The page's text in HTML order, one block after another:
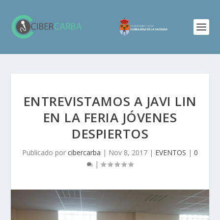
ENTREVISTAMOS A JAVI LIN
EN LA FERIA JÓVENES
DESPIERTOS
Publicado por cibercarba | Nov 8, 2017 | EVENTOS | 0
|